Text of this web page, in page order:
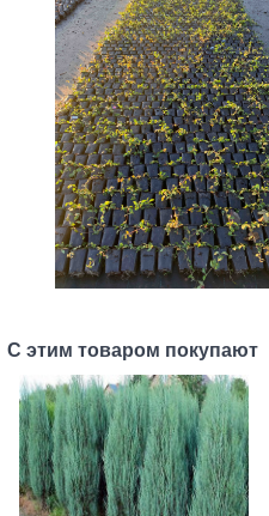
С этим товаром покупают